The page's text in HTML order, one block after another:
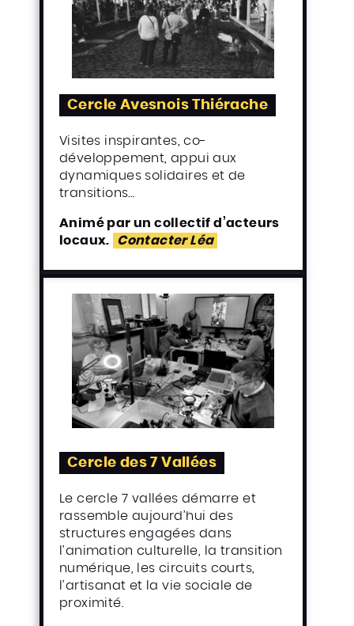
Cercle Avesnois Thiérache
Visites inspirantes, co-
développement, appui aux
dynamiques solidaires et de
transitions…
Animé par un collectif d’acteurs
locaux.
Contacter Léa
Cercle des 7 Vallées
Le cercle 7 vallées démarre et
rassemble aujourd’hui des
structures engagées dans
l’animation culturelle, la transition
numérique, les circuits courts,
l’artisanat et la vie sociale de
proximité.